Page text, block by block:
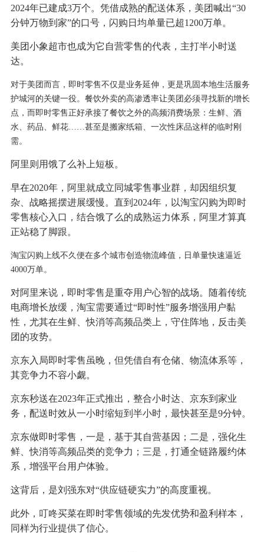
2024年已建成3万个。凭借成熟的配送体系，美团喊出“30
分钟万物到家”的口号，闪购日均单量已超1200万单。
美团小象超市也成为它自营零售的代表，主打半小时送
达。
对于美团而言，即时零售不仅是业务延伸，更是巩固本地生活服务
护城河的关键一役。餐饮外卖的高渗透率让美团必须寻找新的增长
点，而即时零售正好承接了餐饮之外的高频消费场景：生鲜、酒
水、药品、鲜花……甚至是搬家纸箱、一次性床品这样的临时刚
需。
阿里则用饿了么补上短板。
早在2020年，阿里就成立同城零售事业群，却因组织复
杂、战略摇摆进展缓慢。直到2024年，以淘宝闪购为即时
零售核心入口，结合饿了么的成熟运力体系，阿里才算真
正站稳了脚跟。
淘宝闪购上线不久便在多个城市创造物流峰值，日单量快速逼近
4000万单。
对阿里来说，即时零售是重夺用户心智的战场。随着传统
电商增长放缓，淘宝需要通过“即时性”服务增强用户黏
性，尤其在生鲜、快消等高频品类上，守住阵地，反击美
团的攻势。
京东入局即时零售虽晚，但凭借自有仓储、物流体系等，
其竞争力不容小觑。
京东秒送在2023年正式推出，整合小时达、京东到家业
务，配送时效从一小时缩短到半小时，最快甚至是9分钟。
京东做即时零售，一是，基于其自营基因；二是，强化生
鲜、快消等高频品类的竞争力；三是，打通全链路履约体
系，增强平台用户体验。
这背后，是刘强东对“供应链硬实力”的高度重视。
此外，叮咚买菜在即时零售领域的先发优势和盈利样本，
同样为行业提供了信心。